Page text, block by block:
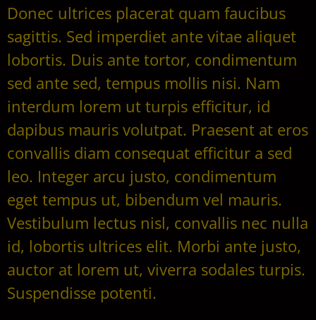
Donec ultrices placerat quam faucibus
sagittis. Sed imperdiet ante vitae aliquet
lobortis. Duis ante tortor, condimentum
sed ante sed, tempus mollis nisi. Nam
interdum lorem ut turpis efficitur, id
dapibus mauris volutpat. Praesent at eros
convallis diam consequat efficitur a sed
leo. Integer arcu justo, condimentum
eget tempus ut, bibendum vel mauris.
Vestibulum lectus nisl, convallis nec nulla
id, lobortis ultrices elit. Morbi ante justo,
auctor at lorem ut, viverra sodales turpis.
Suspendisse potenti.